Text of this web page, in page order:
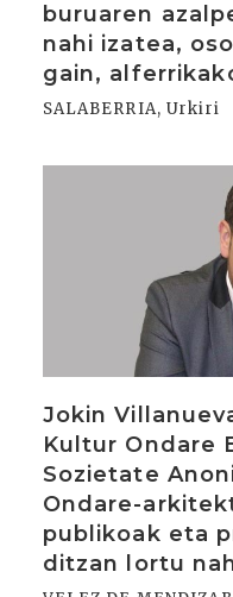
buruaren
nahi izatea,
gain,
SALABERRIA, Urkiri
Jokin
Kultur Ondare
Sozietate
Ondare-
publikoak eta
ditzan lortu